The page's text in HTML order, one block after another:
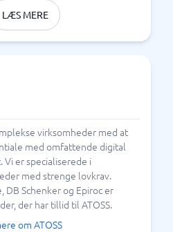
LÆS MERE
virksomheder med at
med omfattende digital
er specialiserede i
med strenge lovkrav.
DB Schenker og Epiroc er
der har tillid til ATOSS.
om ATOSS